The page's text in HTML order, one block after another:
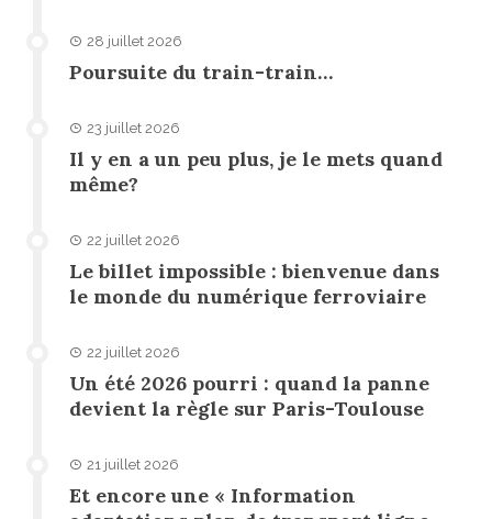
28 juillet 2026
Poursuite du train-train…
23 juillet 2026
Il y en a un peu plus, je le mets quand
même?
22 juillet 2026
Le billet impossible : bienvenue dans
le monde du numérique ferroviaire
22 juillet 2026
Un été 2026 pourri : quand la panne
devient la règle sur Paris-Toulouse
21 juillet 2026
Et encore une « Information